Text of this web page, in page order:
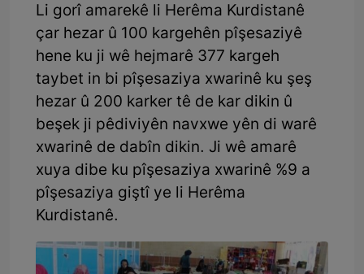
Li gorî amarekê li Herêma Kurdistanê
çar hezar û 100 kargehên pîşesaziyê
hene ku ji wê hejmarê 377 kargeh
taybet in bi pîşesaziya xwarinê ku şeş
hezar û 200 karker tê de kar dikin û
beşek ji pêdiviyên navxwe yên di warê
xwarinê de dabîn dikin. Ji wê amarê
xuya dibe ku pîşesaziya xwarinê %9 a
pîşesaziya giştî ye li Herêma
Kurdistanê.